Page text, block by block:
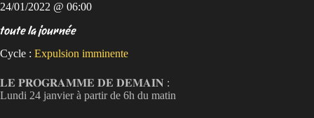
24/01/2022 @ 06:00
toute la journée
Cycle : Expulsion imminente
𝐋𝐄 𝐏𝐑𝐎𝐆𝐑𝐀𝐌𝐌𝐄 𝐃𝐄 𝐃𝐄𝐌𝐀𝐈𝐍 :
Lundi 24 janvier à partir de 6h du matin